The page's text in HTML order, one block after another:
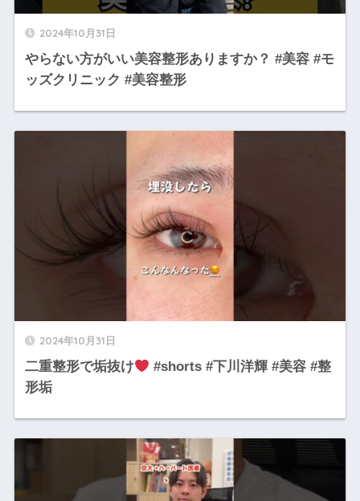
2024年10月31日
やらない方がいい美容整形ありますか？ #美容 #モ
ッズクリニック #美容整形
2024年10月31日
二重整形で垢抜け
#shorts #下川洋輝 #美容 #整
形垢